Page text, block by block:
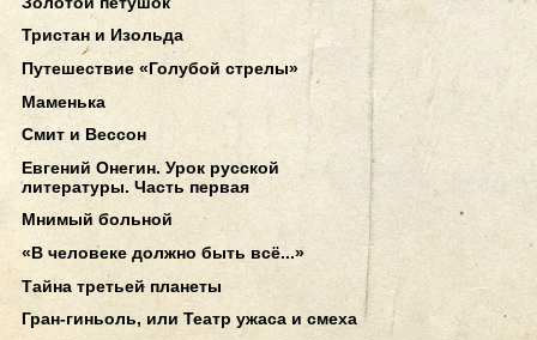
Тристан и Изольда
Путешествие «Голубой стрелы»
Маменька
Смит и Вессон
Евгений Онегин. Урок русской
литературы. Часть первая
Мнимый больной
«В человеке должно быть всё...»
Тайна третьей планеты
Гран-гиньоль, или Театр ужаса и смеха